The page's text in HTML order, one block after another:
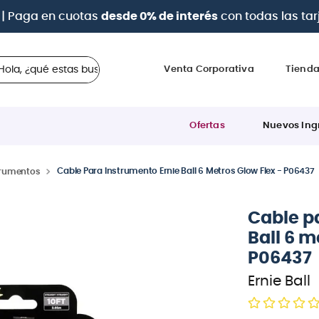
| Paga en cuotas desde 0% de interéscon todas las
estas buscando?
Venta Corporativa
Ofertas Nuevos
Cable Para Instrumento Ernie Ball 6 Metros Glow Flex - P06437
Cable
Ball 6
P06437
Ernie Ball